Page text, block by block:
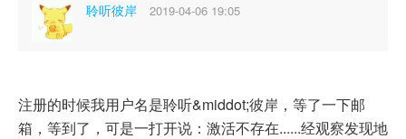
聆听彼岸 2019-04-06 19:05
注册的时候我用户名是聆听&middot;彼岸，等了一下邮
箱，等到了，可是一打开说：激活不存在......经观察发现地